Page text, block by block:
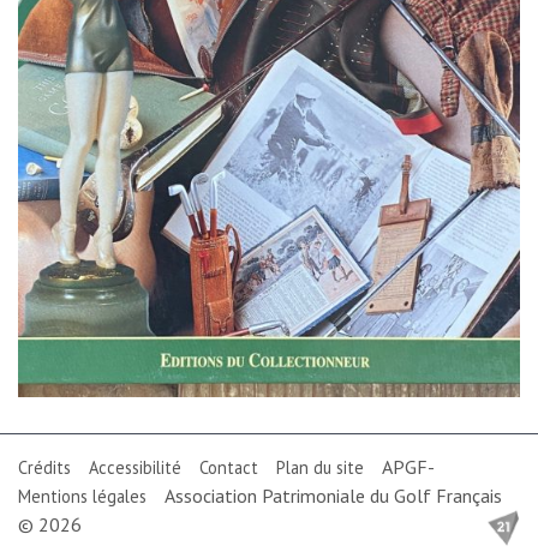
Crédits Accessibilité Contact
Plan du site
Mentions légales
APGF-
Association Patrimoniale du Golf Français
© 2026